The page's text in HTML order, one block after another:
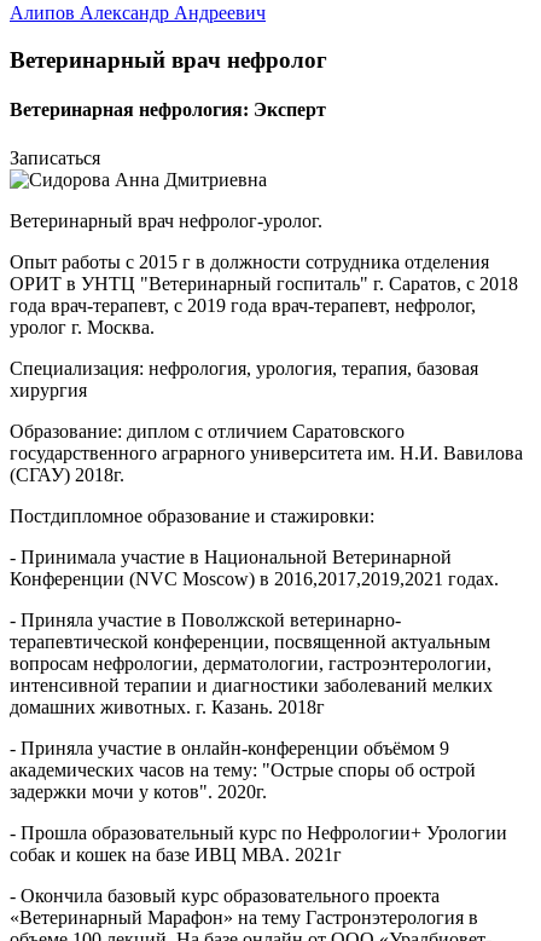
Алипов Александр Андреевич
Ветеринарный врач нефролог
Ветеринарная нефрология: Эксперт
Записаться
Ветеринарный врач нефролог-уролог.
Опыт работы с 2015 г в должности сотрудника отделения
ОРИТ в УНТЦ "Ветеринарный госпиталь" г. Саратов, с 2018
года врач-терапевт, с 2019 года врач-терапевт, нефролог,
уролог г. Москва.
Специализация: нефрология, урология, терапия, базовая
хирургия
Образование: диплом с отличием Саратовского
государственного аграрного университета им. Н.И. Вавилова
(СГАУ) 2018г.
Постдипломное образование и стажировки:
- Принимала участие в Национальной Ветеринарной
Конференции (NVC Moscow) в 2016,2017,2019,2021 годах.
- Приняла участие в Поволжской ветеринарно-
терапевтической конференции, посвященной актуальным
вопросам нефрологии, дерматологии, гастроэнтерологии,
интенсивной терапии и диагностики заболеваний мелких
домашних животных. г. Казань. 2018г
- Приняла участие в онлайн-конференции объёмом 9
академических часов на тему: "Острые споры об острой
задержки мочи у котов". 2020г.
- Прошла образовательный курс по Нефрологии+ Урологии
собак и кошек на базе ИВЦ МВА. 2021г
- Окончила базовый курс образовательного проекта
«Ветеринарный Марафон» на тему Гастронэтерология в